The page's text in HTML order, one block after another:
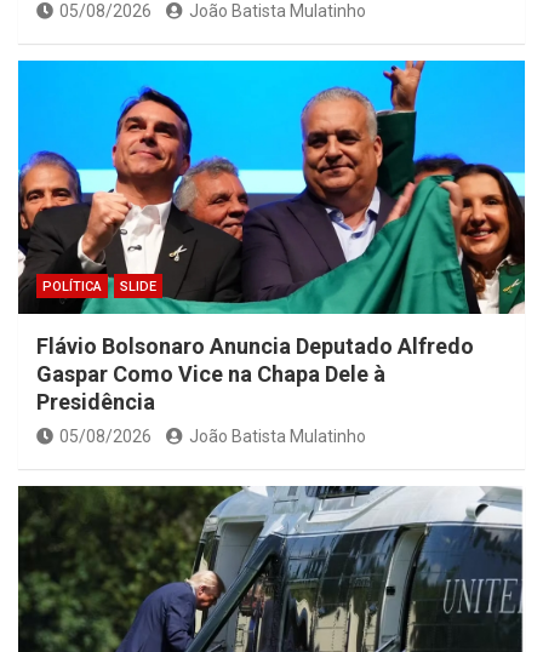
05/08/2026 João Batista Mulatinho
POLÍTICA SLIDE
Flávio Bolsonaro Anuncia Deputado Alfredo
Gaspar Como Vice na Chapa Dele à
Presidência
05/08/2026 João Batista Mulatinho